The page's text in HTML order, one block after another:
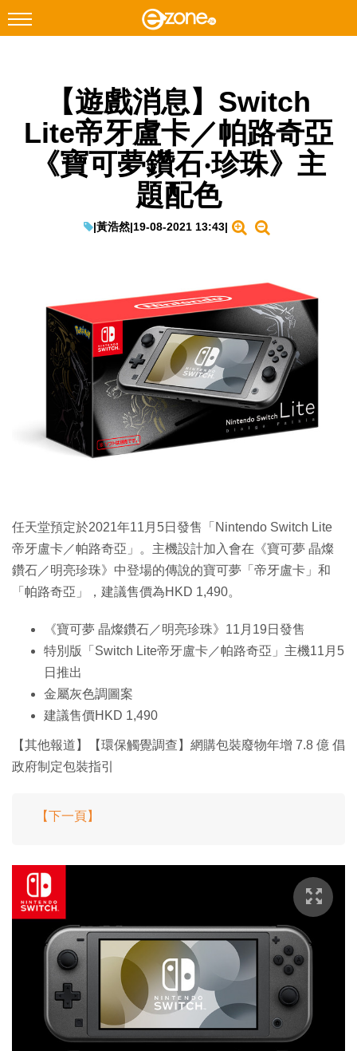
Facebook Instagram
科技焦點
網絡生活
生成式AI與雲端應用
Enterprise Digital Transformation
【遊戲消息】Switch
Lite帝牙盧卡／帕路奇亞
《寶可夢鑽石‧珍珠》主
題配色
|黃浩然|19-08-2021 13:43|
任天堂預定於2021年11月5日發售「Nintendo Switch Lite
帝牙盧卡／帕路奇亞」。主機設計加入會在《寶可夢 晶燦
鑽石／明亮珍珠》中登場的傳說的寶可夢「帝牙盧卡」和
「帕路奇亞」，建議售價為HKD 1,490。
《寶可夢 晶燦鑽石／明亮珍珠》11月19日發售
特別版「Switch Lite帝牙盧卡／帕路奇亞」主機11月5
日推出
金屬灰色調圖案
建議售價HKD 1,490
【其他報道】【環保觸覺調查】網購包裝廢物年增 7.8 億 倡
政府制定包裝指引
【下一頁】